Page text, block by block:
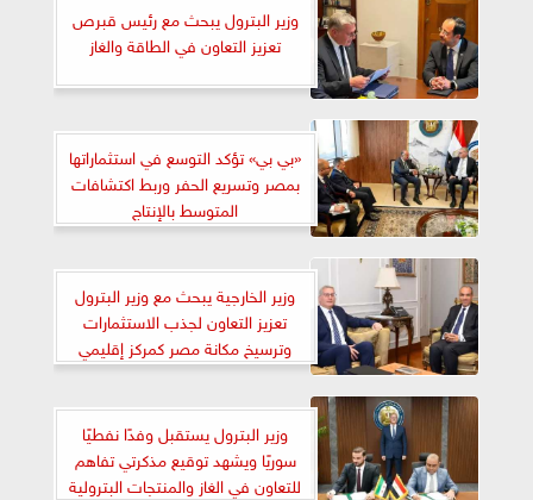
وزير البترول يبحث مع رئيس قبرص
تعزيز التعاون في الطاقة والغاز
«بي بي» تؤكد التوسع في استثماراتها
بمصر وتسريع الحفر وربط اكتشافات
المتوسط بالإنتاج
وزير الخارجية يبحث مع وزير البترول
تعزيز التعاون لجذب الاستثمارات
وترسيخ مكانة مصر كمركز إقليمي
للطاقة
وزير البترول يستقبل وفدًا نفطيًا
سوريًا ويشهد توقيع مذكرتي تفاهم
للتعاون في الغاز والمنتجات البترولية